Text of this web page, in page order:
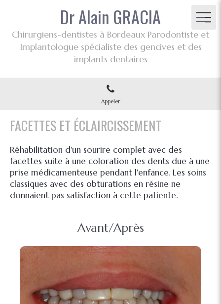
Dr Alain GRACIA
Chirurgiens-dentistes à Bordeaux Parodontiste et
Implantologue spécialiste des gencives et des
implants dentaires
Appeler
FACETTES ET ÉCLAIRCISSEMENT
Réhabilitation d'un sourire complet avec des
facettes suite à une coloration des dents due à une
prise médicamenteuse pendant l'enfance. Les soins
classiques avec des obturations en résine ne
donnaient pas satisfaction à cette patiente.
Avant/Après